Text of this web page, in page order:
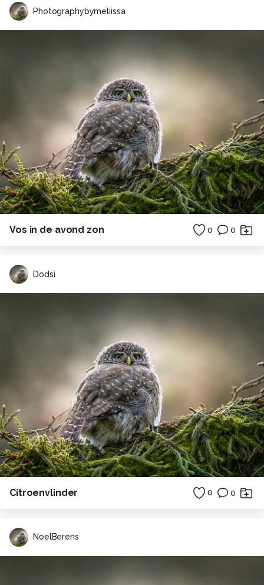
Photographybymeliissa
Vos in de avond zon 0 0
Dodsi
Citroenvlinder 0 0
NoelBerens